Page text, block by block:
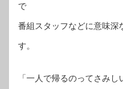
で
番組スタッフなどに意味深
す。
「一人で帰るのってさみし